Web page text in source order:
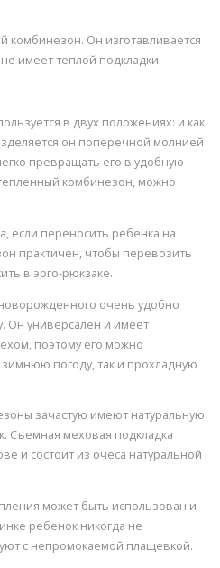
комбинезон. Он изготавливается
имеет теплой подкладки.
в двух положениях: и как
он поперечной молнией
превращать его в удобную
комбинезон, можно
если переносить ребенка на
практичен, чтобы перевозить
в эрго-рюкзаке.
очень удобно
Он универсален и имеет
поэтому его можно
погоду, так и прохладную
зачастую имеют натуральную
Съемная меховая подкладка
и состоит из очеса натуральной
может быть использован и
ребенок никогда не
с непромокаемой плащевкой.